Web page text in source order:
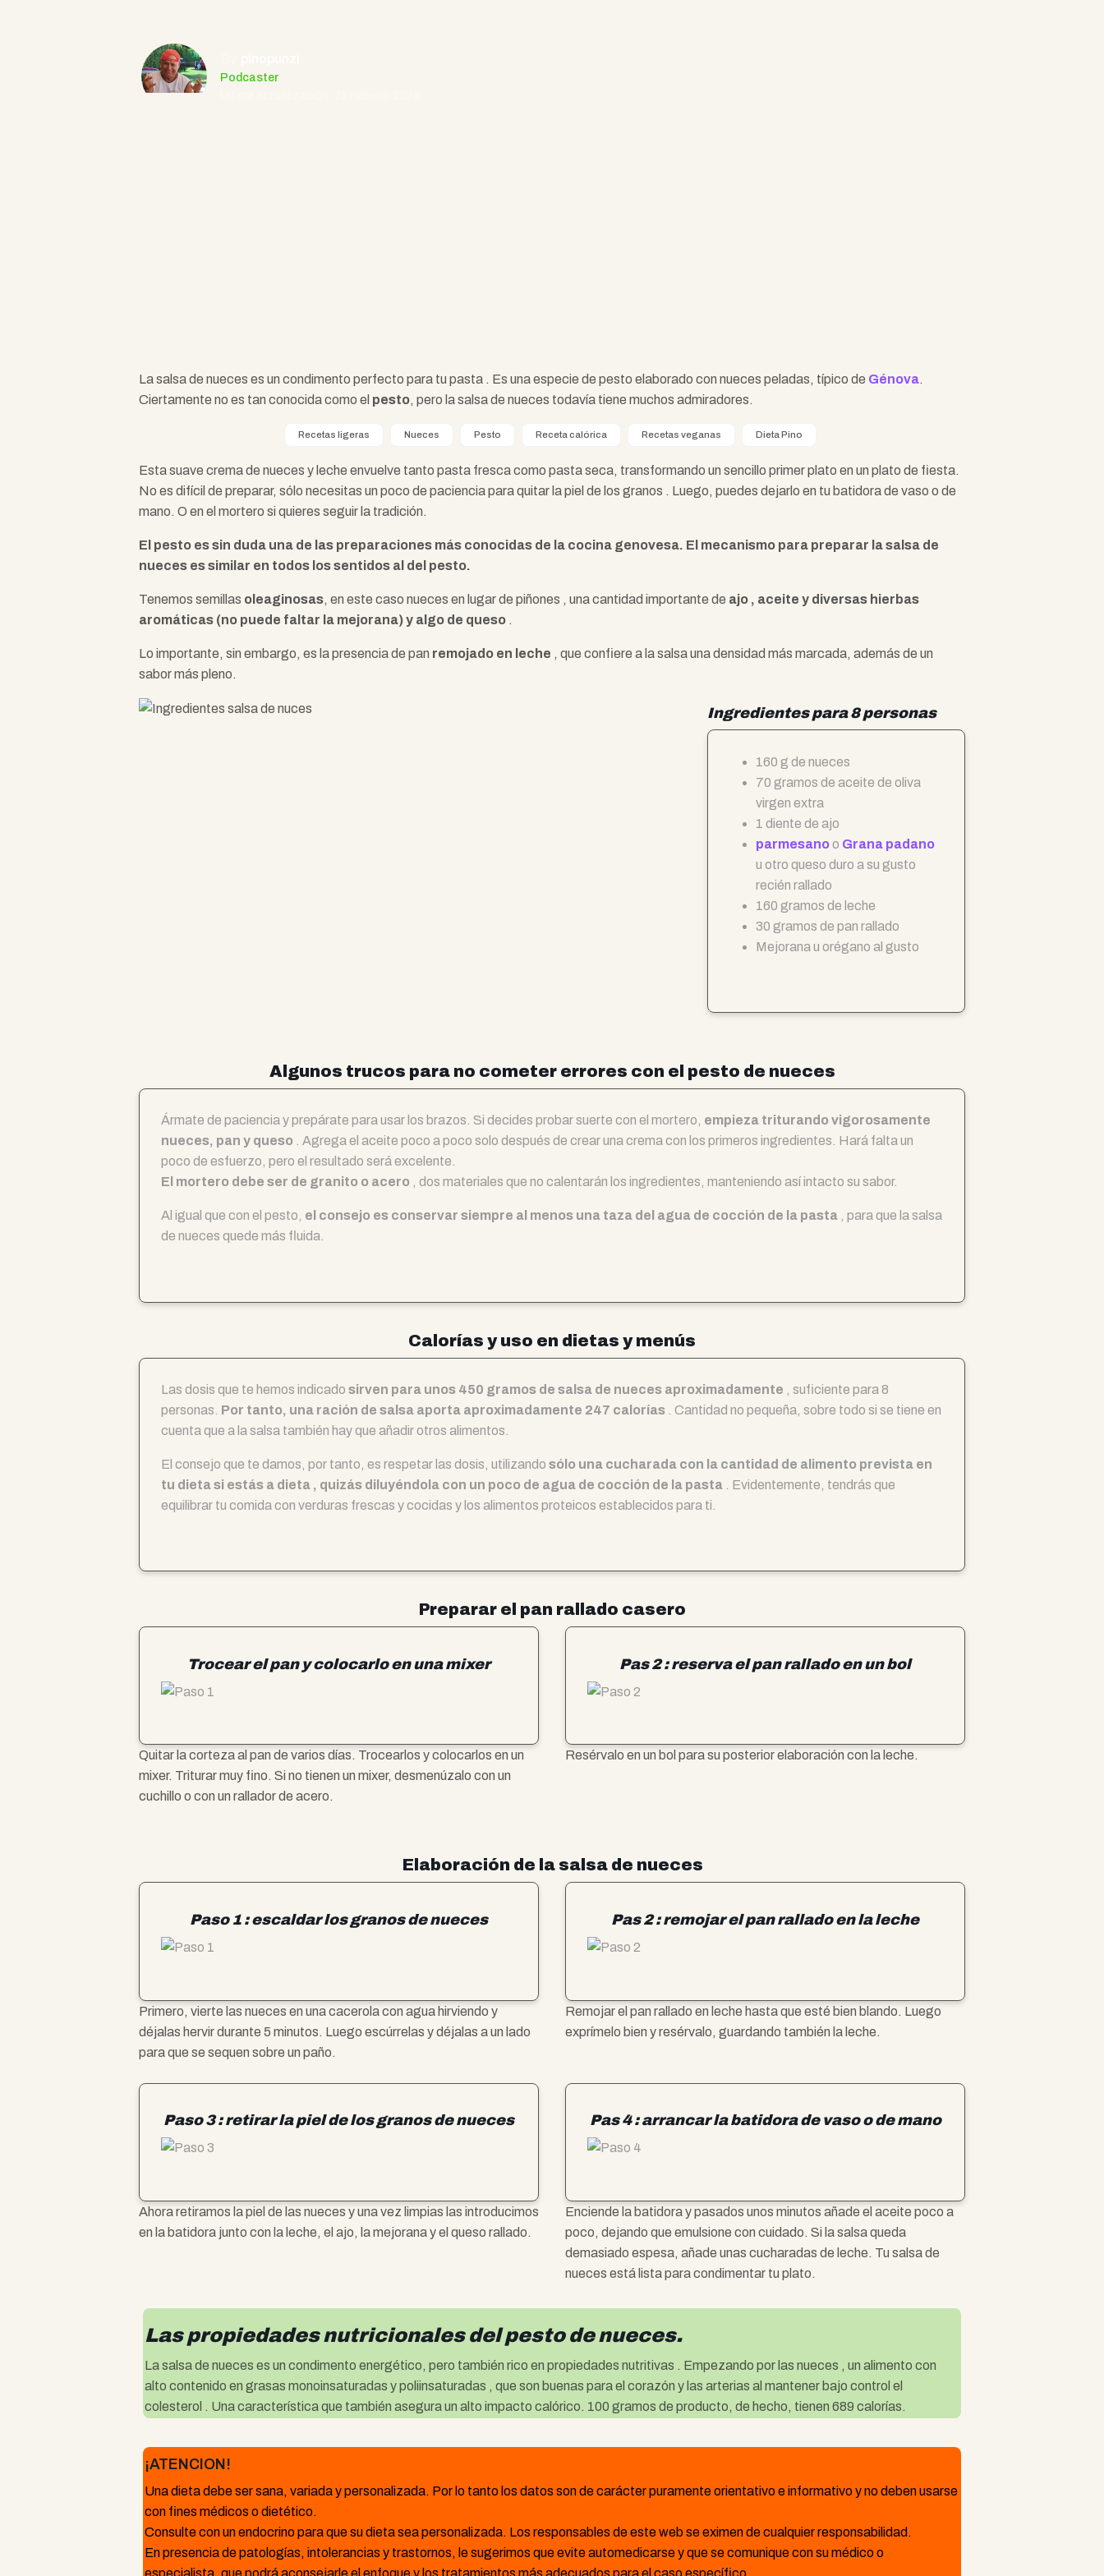
Podcaster
La salsa de nueces es un condimento perfecto para tu pasta . Es una especie de pesto elaborado con nueces peladas, típico de Génova.
Ciertamente no es tan conocida como el pesto, pero la salsa de nueces todavía tiene muchos admiradores.
Recetas ligeras Nueces Pesto Receta calórica Recetas veganas Dieta Pino
Esta suave crema de nueces y leche envuelve tanto pasta fresca como pasta seca, transformando un sencillo primer plato en un plato de fiesta.
No es difícil de preparar, sólo necesitas un poco de paciencia para quitar la piel de los granos . Luego, puedes dejarlo en tu batidora de vaso o de
mano. O en el mortero si quieres seguir la tradición.
El pesto es sin duda una de las preparaciones más conocidas de la cocina genovesa. El mecanismo para preparar la salsa de
nueces es similar en todos los sentidos al del pesto.
Tenemos semillas oleaginosas, en este caso nueces en lugar de piñones , una cantidad importante de ajo , aceite y diversas hierbas
aromáticas (no puede faltar la mejorana) y algo de queso .
Lo importante, sin embargo, es la presencia de pan remojado en leche , que confiere a la salsa una densidad más marcada, además de un
sabor más pleno.
Ingredientes para 8 personas
160 g de nueces
70 gramos de aceite de oliva
virgen extra
1 diente de ajo
parmesanoo Grana padano
u otro queso duro a su gusto
recién rallado
160 gramos de leche
30 gramos de pan rallado
Mejorana u orégano al gusto
Algunos trucos para no cometer errores con el pesto de nueces
Ármate de paciencia y prepárate para usar los brazos. Si decides probar suerte con el mortero, empieza triturando vigorosamente
nueces, pan y queso
. Agrega el aceite poco a poco solo después de crear una crema con los primeros ingredientes. Hará falta un
poco de esfuerzo, pero el resultado será excelente.
El mortero debe ser de granito o acero, dos materiales que no calentarán los ingredientes, manteniendo así intacto su sabor.
Al igual que con el pesto, el consejo es conservar siempre al menos una taza del agua de cocción de la pasta
, para que la salsa
de nueces quede más fluida.
Calorías y uso en dietas y menús
Las dosis que te hemos indicado sirven para unos 450 gramos de salsa de nueces aproximadamente
, suficiente para 8
personas. Por tanto, una ración de salsa aporta aproximadamente 247 calorías . Cantidad no pequeña, sobre todo si se tiene en
cuenta que a la salsa también hay que añadir otros alimentos.
El consejo que te damos, por tanto, es respetar las dosis, utilizando sólo una cucharada con la cantidad de alimento prevista en
tu dieta si estás a dieta , quizás diluyéndola con un poco de agua de cocción de la pasta. Evidentemente, tendrás que
equilibrar tu comida con verduras frescas y cocidas y los alimentos proteicos establecidos para ti.
Preparar el pan rallado casero
Trocear el pan y colocarlo en una mixer
Quitar la corteza al pan de varios días. Trocearlos y colocarlos en un
mixer. Triturar muy fino. Si no tienen un mixer, desmenúzalo con un
cuchillo o con un rallador de acero.
Pas 2 : reserva el pan rallado en un bol
Resérvalo en un bol para su posterior elaboración con la leche.
Elaboración de la salsa de nueces
Paso 1 : escaldar los granos de nueces
Primero, vierte las nueces en una cacerola con agua hirviendo y
déjalas hervir durante 5 minutos. Luego escúrrelas y déjalas a un lado
para que se sequen sobre un paño.
Pas 2 : remojar el pan rallado en la leche
Remojar el pan rallado en leche hasta que esté bien blando. Luego
exprímelo bien y resérvalo, guardando también la leche.
Paso 3 : retirar la piel de los granos de nueces
Ahora retiramos la piel de las nueces y una vez limpias las introducimos
en la batidora junto con la leche, el ajo, la mejorana y el queso rallado.
Pas 4 : arrancar la batidora de vaso o de mano
Enciende la batidora y pasados ​​unos minutos añade el aceite poco a
poco, dejando que emulsione con cuidado. Si la salsa queda
demasiado espesa, añade unas cucharadas de leche. Tu salsa de
nueces está lista para condimentar tu plato.
Las propiedades nutricionales del pesto de nueces.
La salsa de nueces es un condimento energético, pero también rico en propiedades nutritivas . Empezando por las nueces , un alimento con
alto contenido en grasas monoinsaturadas y poliinsaturadas , que son buenas para el corazón y las arterias al mantener bajo control el
colesterol . Una característica que también asegura un alto impacto calórico. 100 gramos de producto, de hecho, tienen 689 calorías.
¡ATENCION!
Una dieta debe ser sana, variada y personalizada. Por lo tanto los datos son de carácter puramente orientativo e informativo y no deben usarse
con fines médicos o dietético.
Consulte con un endocrino para que su dieta sea personalizada. Los responsables de este web se eximen de cualquier responsabilidad.
En presencia de patologías, intolerancias y trastornos, le sugerimos que evite automedicarse y que se comunique con su médico o
especialista, que podrá aconsejarle el enfoque y los tratamientos más adecuados para el caso específico.